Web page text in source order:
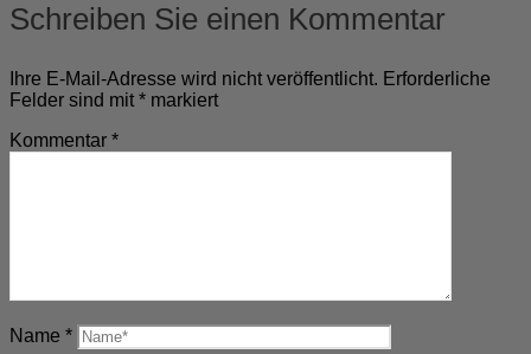
Schreiben Sie einen Kommentar
Ihre E-Mail-Adresse wird nicht veröffentlicht. Erforderliche
Felder sind mit * markiert
Kommentar *
Name *